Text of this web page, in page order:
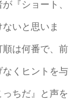
『ショート、
いと思いま
は何番で、前
くヒントを与
ちだ』と声を